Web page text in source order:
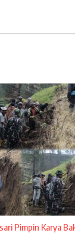
Pimpin Karya